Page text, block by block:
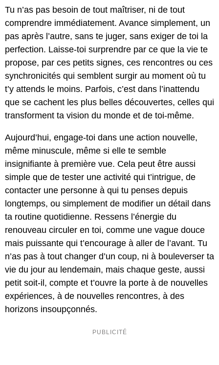
Tu n’as pas besoin de tout maîtriser, ni de tout
comprendre immédiatement. Avance simplement, un
pas après l’autre, sans te juger, sans exiger de toi la
perfection. Laisse-toi surprendre par ce que la vie te
propose, par ces petits signes, ces rencontres ou ces
synchronicités qui semblent surgir au moment où tu
t’y attends le moins. Parfois, c’est dans l’inattendu
que se cachent les plus belles découvertes, celles qui
transforment ta vision du monde et de toi-même.
Aujourd’hui, engage-toi dans une action nouvelle,
même minuscule, même si elle te semble
insignifiante à première vue. Cela peut être aussi
simple que de tester une activité qui t’intrigue, de
contacter une personne à qui tu penses depuis
longtemps, ou simplement de modifier un détail dans
ta routine quotidienne. Ressens l’énergie du
renouveau circuler en toi, comme une vague douce
mais puissante qui t’encourage à aller de l’avant. Tu
n’as pas à tout changer d’un coup, ni à bouleverser ta
vie du jour au lendemain, mais chaque geste, aussi
petit soit-il, compte et t’ouvre la porte à de nouvelles
expériences, à de nouvelles rencontres, à des
horizons insoupçonnés.